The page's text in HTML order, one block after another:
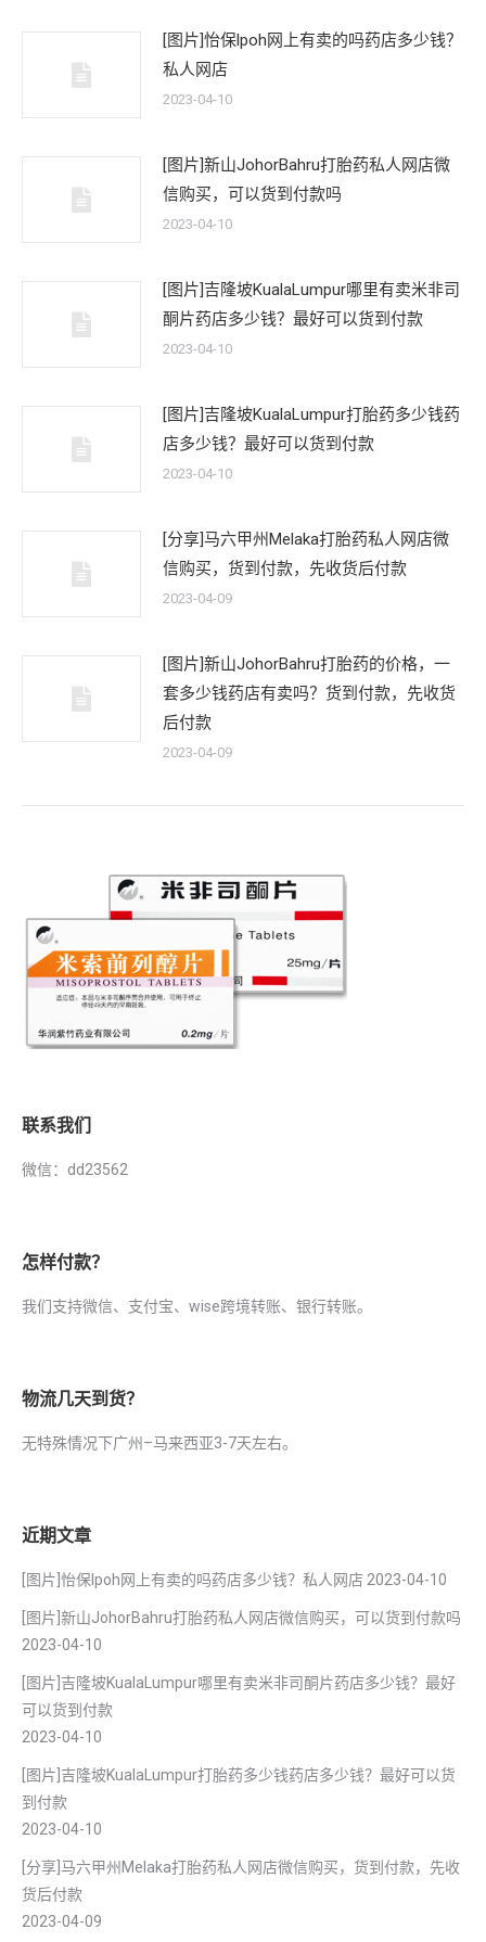
[图片]怡保lpoh网上有卖的吗药店多少钱？
私人网店
2023-04-10
[图片]新山JohorBahru打胎药私人网店微
信购买，可以货到付款吗
2023-04-10
[图片]吉隆坡KualaLumpur哪里有卖米非司
酮片药店多少钱？最好可以货到付款
2023-04-10
[图片]吉隆坡KualaLumpur打胎药多少钱药
店多少钱？最好可以货到付款
2023-04-10
[分享]马六甲州Melaka打胎药私人网店微
信购买，货到付款，先收货后付款
2023-04-09
[图片]新山JohorBahru打胎药的价格，一
套多少钱药店有卖吗？货到付款，先收货
后付款
2023-04-09
联系我们
微信：dd23562
怎样付款？
我们支持微信、支付宝、wise跨境转账、银行转账。
物流几天到货？
无特殊情况下广州–马来西亚3-7天左右。
近期文章
[图片]怡保lpoh网上有卖的吗药店多少钱？私人网店 2023-04-10
[图片]新山JohorBahru打胎药私人网店微信购买，可以货到付款吗
2023-04-10
[图片]吉隆坡KualaLumpur哪里有卖米非司酮片药店多少钱？最好
可以货到付款
2023-04-10
[图片]吉隆坡KualaLumpur打胎药多少钱药店多少钱？最好可以货
到付款
2023-04-10
[分享]马六甲州Melaka打胎药私人网店微信购买，货到付款，先收
货后付款
2023-04-09